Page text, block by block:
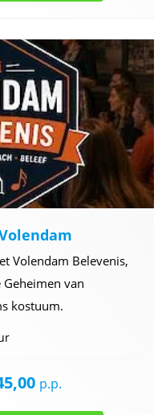
Volendam Belevenis,
van
kostuum.
p.p.